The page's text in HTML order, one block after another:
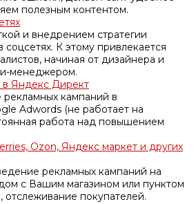
полезным контентом.
и внедрением стратегии
К этому привлекается
начиная от дизайнера и
менеджером.
в Яндекс Директ
кампаний в
Adwords (не работает на
работа над повышением
Ozon, Яндекс маркет и других
рекламных кампаний на
с Вашим магазином или пунктом
отслеживание покупателей.